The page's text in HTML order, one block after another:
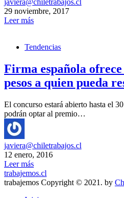
javiera@chiletrabajos.cl
29 noviembre, 2017
Leer más
Tendencias
Firma española
pesos a quien pueda
El concurso estará abierto hasta el
podrán optar al premio…
javiera@chiletrabajos.cl
12 enero, 2016
Leer más
trabajemos.cl
trabajemos Copyright © 2021. by